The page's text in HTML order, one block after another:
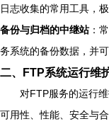
日志收集的常用工具，
备份与归档的中继站：
务系统的备份数据，并
二、FTP系统运行维
对FTP服务的运行
可用性、性能、安全与